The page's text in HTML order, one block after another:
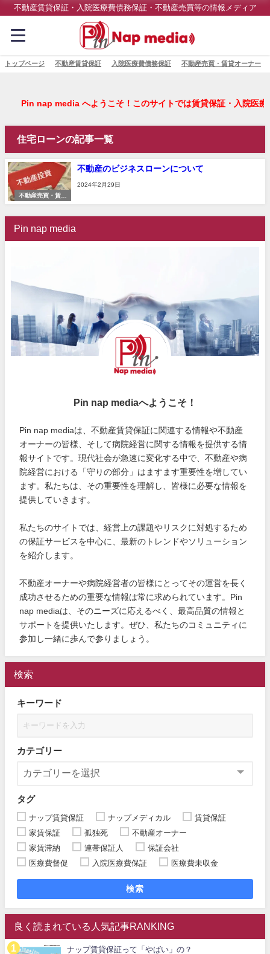
不動産賃貸保証・入院医療費債務保証・不動産売買等の情報メディア
トップページ 不動産賃貸保証 入院医療費債務保証 不動産売買・賃貸オーナー
Pin nap media へようこそ！このサイトでは賃貸保証・入
住宅ローンの記事一覧
不動産売買・賃貸
オーナー
不動産のビジネスローンについて
2024年2月29日
Pin nap media
Pin nap mediaへようこそ！
Pin nap mediaは、不動産賃貸保証に関連する情報や不動産
オーナーの皆様、そして病院経営に関する情報を提供する情
報サイトです。現代社会が急速に変化する中で、不動産や病
院経営における「守りの部分」はますます重要性を増してい
ます。私たちは、その重要性を理解し、皆様に必要な情報を
提供していきます。
私たちのサイトでは、経営上の課題やリスクに対処するため
の保証サービスを中心に、最新のトレンドやソリューション
を紹介します。
不動産オーナーや病院経営者の皆様にとってその運営を長く
成功させるための重要な情報は常に求められています。Pin
nap mediaは、そのニーズに応えるべく、最高品質の情報と
サポートを提供いたします。ぜひ、私たちのコミュニティに
参加し一緒に歩んで参りましょう。
検索
キーワード
カテゴリー
タグ
ナップ賃貸保証 ナップメディカル
賃貸保証
家賃保証
孤独死
不動産オーナー
家賃滞納
連帯保証人
保証会社
医療費督促
入院医療費保証 医療費未収金
検索
良く読まれている人気記事RANKING
ナップ賃貸保証って「やばい」の？